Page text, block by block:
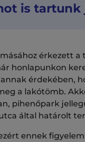
is tartunk
érkezett
honlapunkon
érdekében,
a lakótömb.
pihenőpark
által határolt
ennek